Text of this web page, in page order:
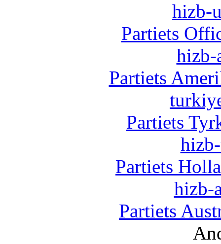
hizb-
Partiets
hizb-
Partiets
Partiets
Partiets
hizb-
Partiets